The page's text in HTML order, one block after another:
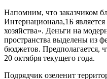
Напомним, что заказчиком
Интернационала,1Б
хозяйства». Деньги на
пространства выделены из
бюджетов. Предполагается,
20 октября текущего года.
Подрядчик озеленит